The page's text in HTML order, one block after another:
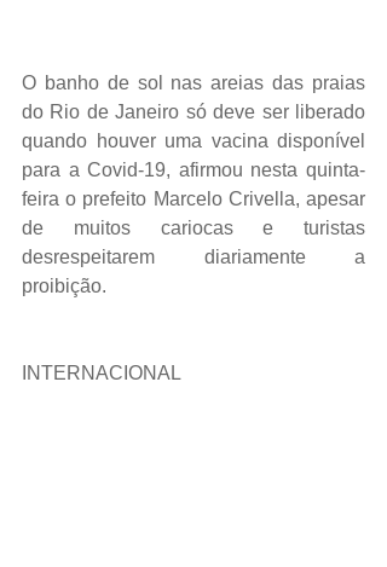
O banho de sol nas areias das praias
do Rio de Janeiro só deve ser liberado
quando houver uma vacina disponível
para a Covid-19, afirmou nesta quinta-
feira o prefeito Marcelo Crivella, apesar
de muitos cariocas e turistas
desrespeitarem diariamente a
proibição.
INTERNACIONAL